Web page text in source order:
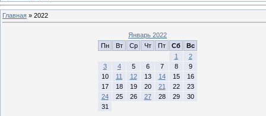
Главная » 2022
Январь 2022
Пн
Вт Ср Чт Пт Сб
Вс
1
2
3
4 5 6 7 8
9
10
11 12 13 14 15
16
17
18 19 20 21 22
23
24
25 26 27 28 29
30
31